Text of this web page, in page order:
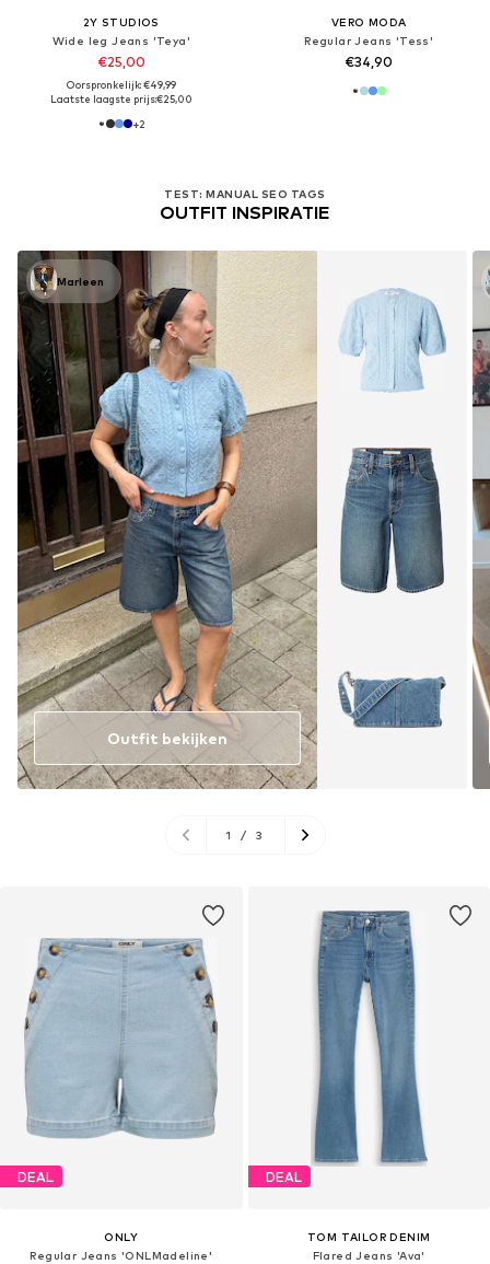
2Y STUDIOS
Wide leg Jeans 'Teya'
€25,00
Oorspronkelijk: €49,99
Laatste laagste prijs:€25,00
+2
VERO MODA
Regular Jeans 'Tess'
€34,90
TEST: MANUAL SEO TAGS
OUTFIT INSPIRATIE
Marleen
Outfit bekijken
1 / 3
DEAL
ONLY
Regular Jeans 'ONLMadeline'
DEAL
TOM TAILOR DENIM
Flared Jeans 'Ava'